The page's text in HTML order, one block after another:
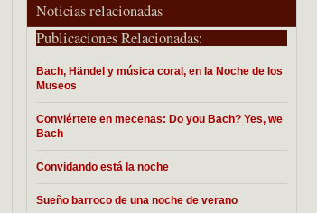
Noticias relacionadas
Publicaciones Relacionadas:
Bach, Händel y música coral, en la Noche de los
Museos
Conviértete en mecenas: Do you Bach? Yes, we
Bach
Convidando está la noche
Sueño barroco de una noche de verano